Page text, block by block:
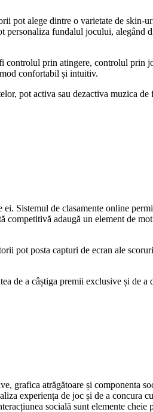
pot alege dintre o varietate de skin-
fundalul jocului, alegând
controlul prin atingere, controlul
confortabil și intuitiv.
pot activa sau dezactiva muzica
Sistemul de clasamente online
adaugă un element de
pot posta capturi de ecran ale
de a câștiga premii exclusive și de a
atrăgătoare și componenta
experiența de joc și de a concura
socială sunt elemente